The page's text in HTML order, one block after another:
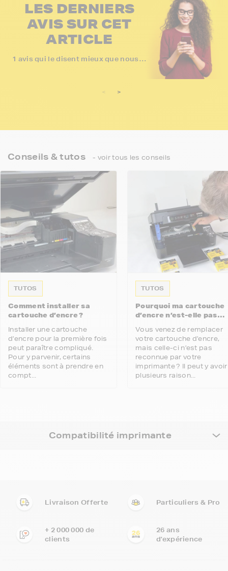
LES DERNIERS
AVIS SUR CET
ARTICLE
1 avis qui le disent mieux que nous…
< >
Conseils & tutos - voir tous les conseils
TUTOS
Comment installer sa
cartouche d’encre ?
Installer une cartouche
d’encre pour la première fois
peut paraître compliqué.
Pour y parvenir, certains
éléments sont à prendre en
compt...
TUTOS
Pourquoi ma cartouche
d’encre n’est-elle pas
imprimante ?
Vous venez de remplacer
votre cartouche d’encre,
mais celle-ci n’est pas
reconnue par votre
imprimante ? Il peut y avoir
plusieurs raison...
Compatibilité imprimante
Livraison Offerte Particuliers & Pro
+ 2 000 000 de
clients
26 ans
d'expérience